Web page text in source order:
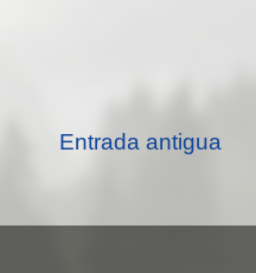
Entrada antigua